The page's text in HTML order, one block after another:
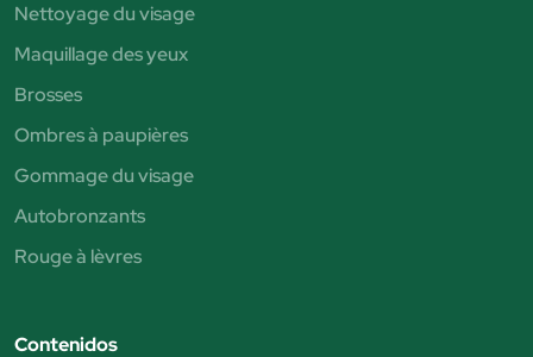
Nettoyage du visage
Maquillage des yeux
Brosses
Ombres à paupières
Gommage du visage
Autobronzants
Rouge à lèvres
Contenidos